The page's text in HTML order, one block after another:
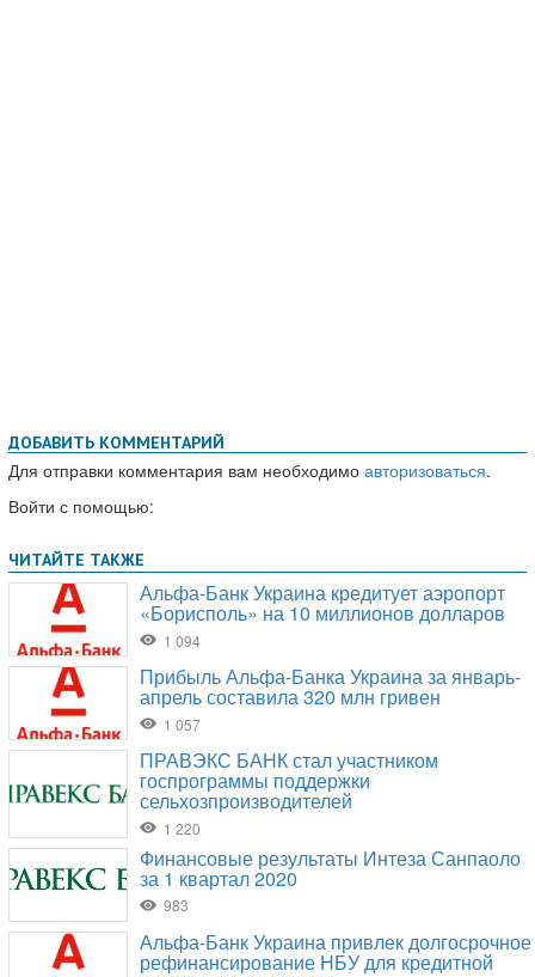
ДОБАВИТЬ КОММЕНТАРИЙ
Для отправки комментария вам необходимо авторизоваться.
Войти с помощью: